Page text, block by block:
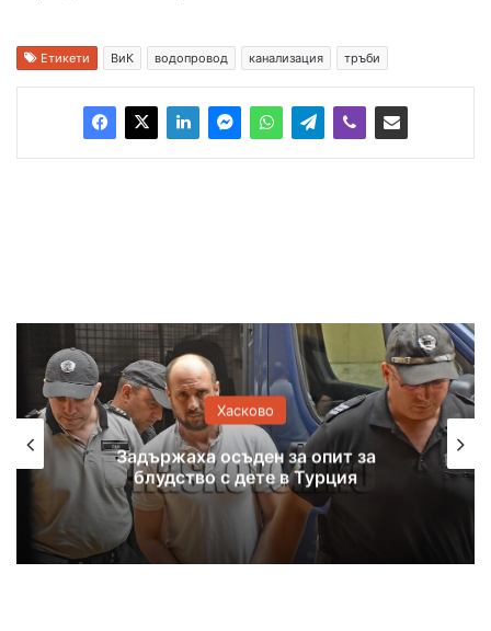
Етикети ВиК водопровод канализация тръби
Хасково
Задържаха осъден за опит за
блудство с дете в Турция